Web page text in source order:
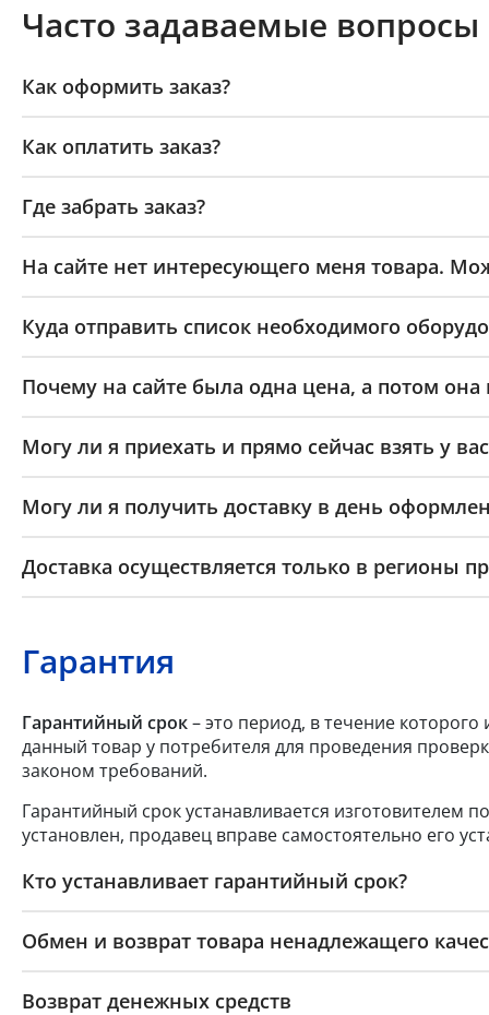
Часто задаваемые вопросы
Как оформить заказ?
Как оплатить заказ?
Где забрать заказ?
На сайте нет интересующего меня товара.
Куда отправить список необходимого
Почему на сайте была одна цена, а потом она
Могу ли я приехать и прямо сейчас взять у
Могу ли я получить доставку в день
Доставка осуществляется только в регионы
Гарантия
Гарантийный срок– это период, в течение которого
данный товар у потребителя для проведения
законом требований.
Гарантийный срок устанавливается изготовителем
установлен, продавец вправе самостоятельно его
Кто устанавливает гарантийный срок?
Обмен и возврат товара ненадлежащего
Возврат денежных средств